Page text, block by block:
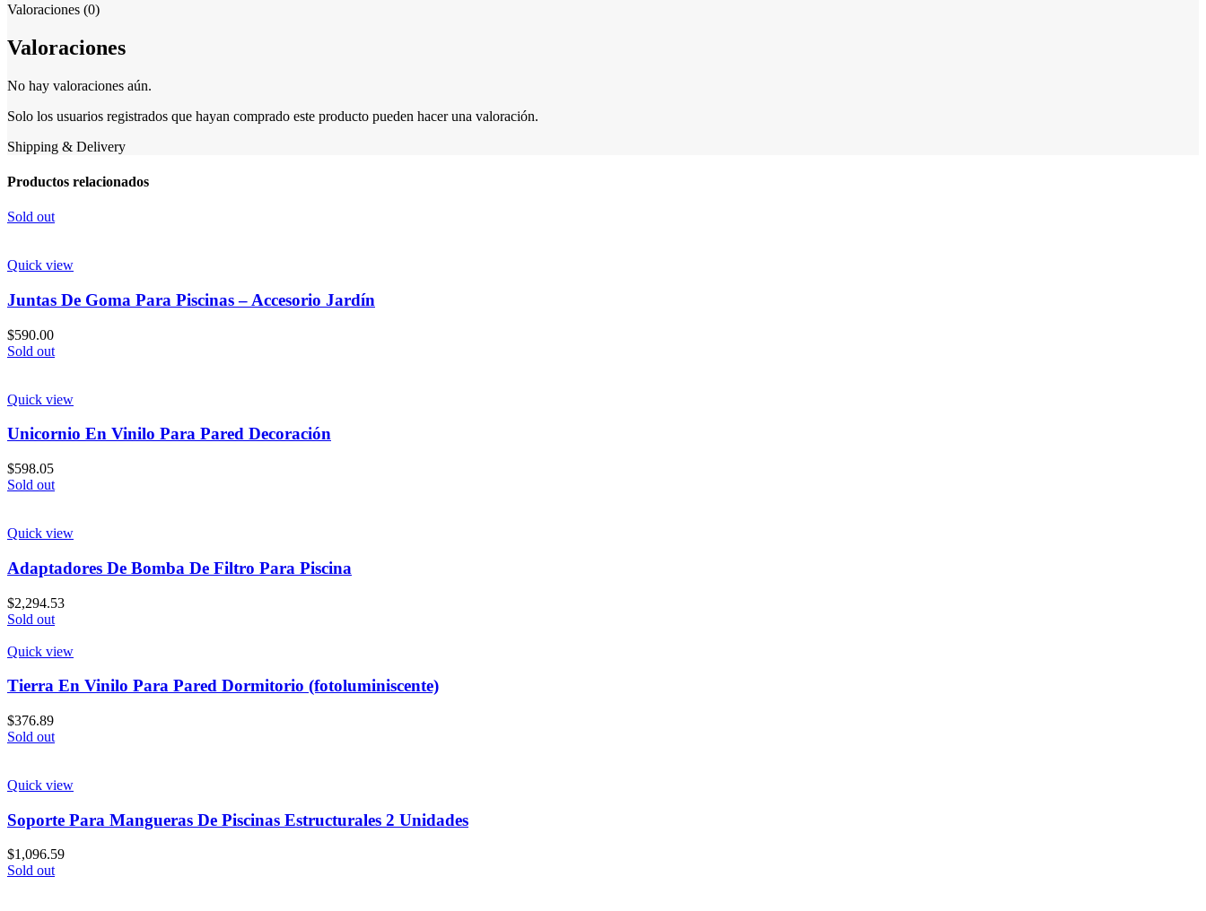
Valoraciones (0)
Valoraciones
No hay valoraciones aún.
Solo los usuarios registrados que hayan comprado este producto pueden hacer una valoración.
Shipping & Delivery
Productos relacionados
Sold out
Quick view
Juntas De Goma Para Piscinas – Accesorio Jardín
$590.00
Sold out
Quick view
Unicornio En Vinilo Para Pared Decoración
$598.05
Sold out
Quick view
Adaptadores De Bomba De Filtro Para Piscina
$2,294.53
Sold out
Quick view
Tierra En Vinilo Para Pared Dormitorio (fotoluminiscente)
$376.89
Sold out
Quick view
Soporte Para Mangueras De Piscinas Estructurales 2 Unidades
$1,096.59
Sold out